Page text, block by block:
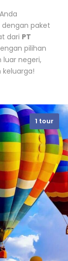
paket
dari PT
pilihan
negeri,
1 tour